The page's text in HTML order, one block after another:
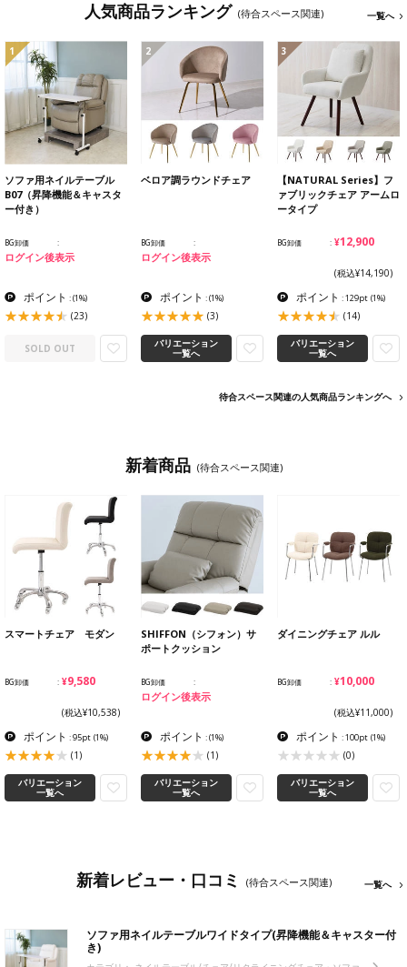
人気商品ランキング (待合スペース関連) 一覧へ
1
ソファ用ネイルテーブル
B07（昇降機能＆キャスタ
ー付き）
BG卸価
ログイン後表示
ポイント :(1%)
(23)
SOLD OUT
2
ベロア調ラウンドチェア
BG卸価
ログイン後表示
ポイント :(1%)
(3)
バリエーション
一覧へ
3
【NATURAL Series】フ
ァブリックチェア アームロ
ータイプ
BG卸価 ¥12,900
(税込¥14,190)
ポイント : 129pt (1%)
(14)
バリエーション
一覧へ
待合スペース関連の人気商品ランキングへ
新着商品 (待合スペース関連)
スマートチェア モダン
BG卸価 ¥9,580
(税込¥10,538)
ポイント : 95pt (1%)
(1)
バリエーション
一覧へ
SHIFFON（シフォン）サ
ポートクッション
BG卸価
ログイン後表示
ポイント :(1%)
(1)
バリエーション
一覧へ
ダイニングチェア ルル
BG卸価 ¥10,000
(税込¥11,000)
ポイント : 100pt (1%)
(0)
バリエーション
一覧へ
新着レビュー・口コミ (待合スペース関連) 一覧へ
ソファ用ネイルテーブルワイドタイプ(昇降機能＆キャスター付
き)